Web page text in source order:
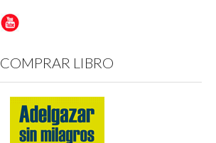
COMPRAR LIBRO